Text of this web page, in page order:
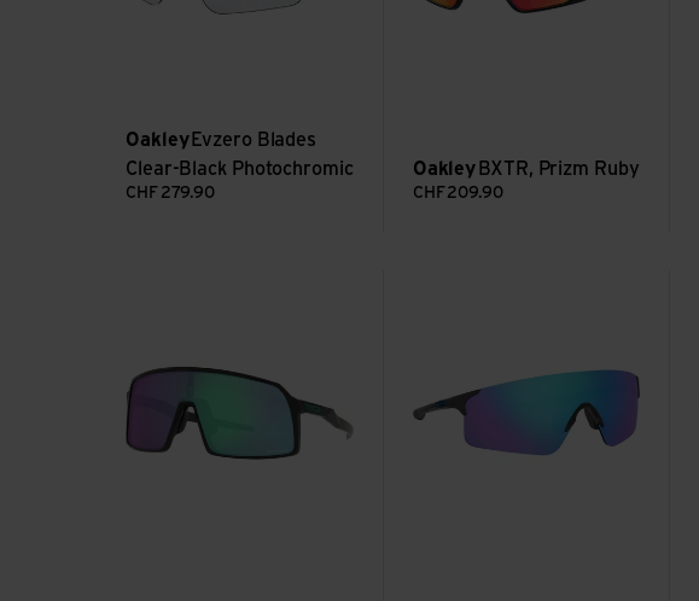
Oakley Evzero Blades
Clear-Black Photochromic
CHF 279.90
Oakley BXTR, Prizm Ruby
CHF 209.90